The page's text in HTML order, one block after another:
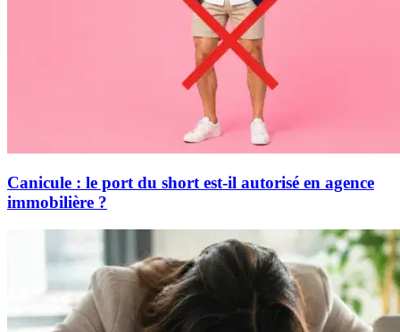
Canicule : le port du short est-il autorisé en agence
immobilière ?